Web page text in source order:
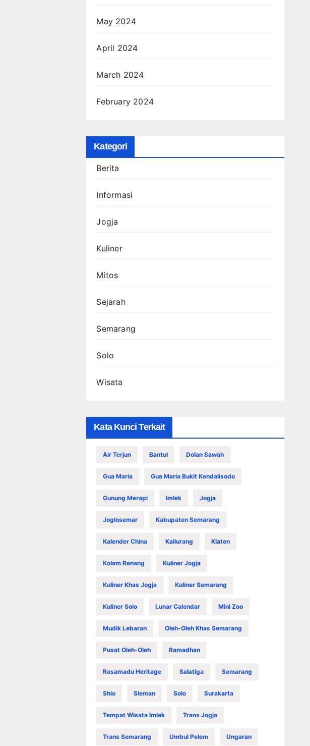
May 2024
April 2024
March 2024
February 2024
Kategori
Berita
Informasi
Jogja
Kuliner
Mitos
Sejarah
Semarang
Solo
Wisata
Kata Kunci Terkait
Air Terjun Bantul Dolan Sawah
Gua Maria Gua Maria Bukit Kendalisodo
Gunung Merapi Imlek Jogja
Joglosemar Kabupaten Semarang
Kalender China Kaliurang Klaten
Kolam Renang Kuliner Jogja
Kuliner Khas Jogja Kuliner Semarang
Kuliner Solo Lunar Calendar Mini Zoo
Mudik Lebaran Oleh-Oleh Khas Semarang
Pusat Oleh-Oleh Ramadhan
Rasamadu Heritage Salatiga Semarang
Shio Sleman Solo Surakarta
Tempat Wisata Imlek Trans Jogja
Trans Semarang Umbul Pelem Ungaran